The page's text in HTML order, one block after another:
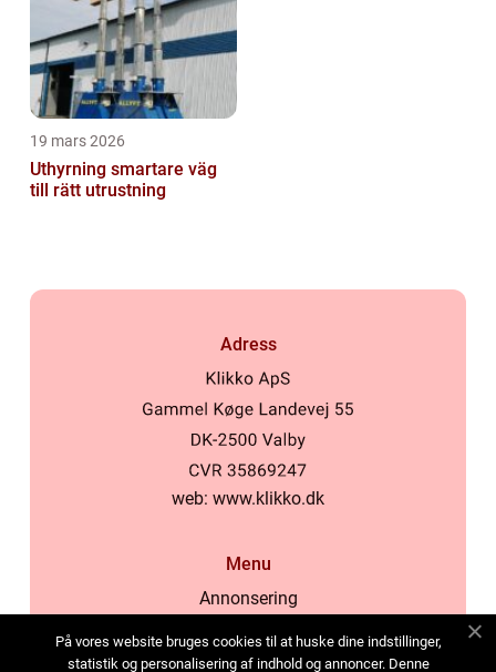
19 mars 2026
Uthyrning smartare väg
till rätt utrustning
Adress
web: www.klikko.dk
Menu
Annonsering
Cookies
På vores website bruges cookies til at huske dine indstillinger,
statistik og personalisering af indhold og annoncer. Denne